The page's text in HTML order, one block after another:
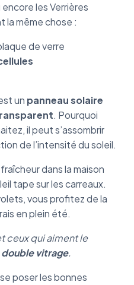
les Verrières
même chose :
de verre
un panneau solaire
. Pourquoi
il peut s’assombrir
de l’intensité du soleil.
dans la maison
tape sur les carreaux.
vous profitez de la
en plein été.
ceux qui aiment le
double vitrage.
poser les bonnes